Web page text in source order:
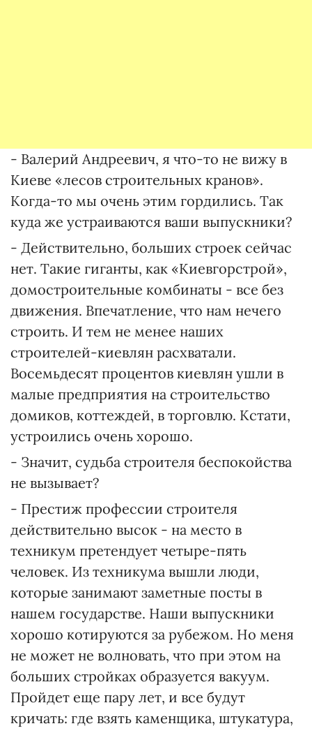
- Валерий Андреевич, я что-то не вижу в
Киеве «лесов строительных кранов».
Когда-то мы очень этим гордились. Так
куда же устраиваются ваши выпускники?
- Действительно, больших строек сейчас
нет. Такие гиганты, как «Киевгорстрой»,
домостроительные комбинаты - все без
движения. Впечатление, что нам нечего
строить. И тем не менее наших
строителей-киевлян расхватали.
Восемьдесят процентов киевлян ушли в
малые предприятия на строительство
домиков, коттеждей, в торговлю. Кстати,
устроились очень хорошо.
- Значит, судьба строителя беспокойства
не вызывает?
- Престиж профессии строителя
действительно высок - на место в
техникум претендует четыре-пять
человек. Из техникума вышли люди,
которые занимают заметные посты в
нашем государстве. Наши выпускники
хорошо котируются за рубежом. Но меня
не может не волновать, что при этом на
больших стройках образуется вакуум.
Пройдет еще пару лет, и все будут
кричать: где взять каменщика, штукатура,